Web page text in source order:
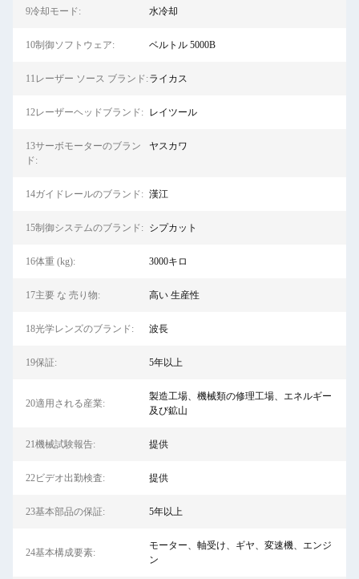
9冷却モード: 水冷却
10制御ソフトウェア: ベルトル 5000B
11レーザー ソース ブランド:ライカス
12レーザーヘッドブランド: レイツール
13サーボモーターのブラン
ド:
ヤスカワ
14ガイドレールのブランド: 漢江
15制御システムのブランド: シプカット
16体重 (kg): 3000キロ
17主要 な 売り物: 高い 生産性
18光学レンズのブランド: 波長
19保証: 5年以上
20適用される産業:
製造工場、機械類の修理工場、エネルギー
及び鉱山
21機械試験報告: 提供
22ビデオ出勤検査: 提供
23基本部品の保証: 5年以上
24基本構成要素:
モーター、軸受け、ギヤ、変速機、エンジ
ン